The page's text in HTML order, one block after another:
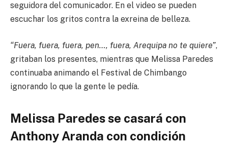
seguidora del comunicador. En el video se pueden
escuchar los gritos contra la exreina de belleza.
“Fuera, fuera, fuera, pen…, fuera, Arequipa no te quiere”,
gritaban los presentes, mientras que Melissa Paredes
continuaba animando el Festival de Chimbango
ignorando lo que la gente le pedía.
Melissa Paredes se casará con
Anthony Aranda con condición